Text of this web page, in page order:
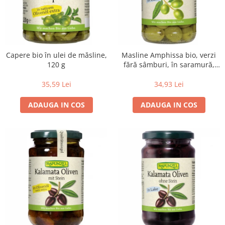
Lapte bio si bauturi vegetale
Sirop bio
Sucuri din fructe si legume bio
Superalimente
Pudre proteice bio
Superalimente bio
Uleiuri, grasimi si otet
Grasimi bio
Ulei bio
Ulei de masline bio
Uleiuri esentiale alimentare bio
Uleiuri Oxyguard
Capere bio în ulei de măsline,
120 g
35,59 Lei
ADAUGA IN COS
Masline Amphissa bio, verzi
fără sâmburi, în saramură,
34,93 Lei
ADAUGA IN COS